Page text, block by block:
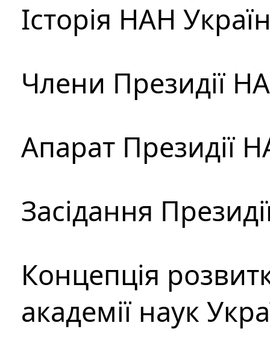
Історія НАН
Члени Президії
Апарат Президії
Засідання
Концепція
академії наук